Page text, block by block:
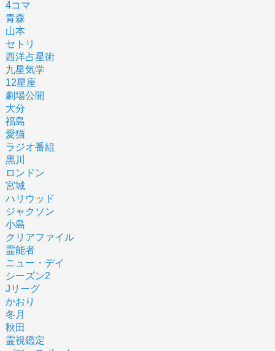
4コマ
青森
山本
セトリ
西洋占星術
九星気学
12星座
劇場公開
大分
福島
愛猫
ラジオ番組
黒川
ロンドン
宮城
ハリウッド
ジャクソン
小島
クリアファイル
霊能者
ニュー・デイ
シーズン2
Jリーグ
かおり
冬月
秋田
霊視鑑定